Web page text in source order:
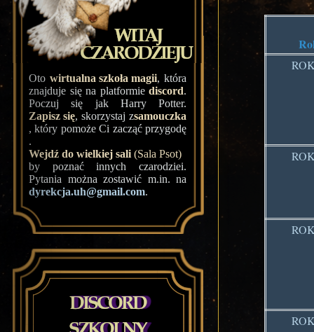
Oto wirtualna szkoła magii, która
znajduje się na platformie discord.
Poczuj się jak Harry Potter.
Zapisz się, skorzystaj zsamouczka
, który pomoże Ci zacząć przygodę
.
Wejdź do wielkiej sali (Sala Psot)
by poznać innych czarodziei.
Pytania można zostawić m.in. na
dyrekcja.uh@gmail.com.